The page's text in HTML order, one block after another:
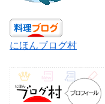
にほんブログ村